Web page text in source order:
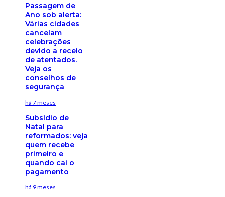
Passagem de
Ano sob alerta:
Várias cidades
cancelam
celebrações
devido a receio
de atentados.
Veja os
conselhos de
segurança
há 7 meses
Subsídio de
Natal para
reformados: veja
quem recebe
primeiro e
quando cai o
pagamento
há 9 meses